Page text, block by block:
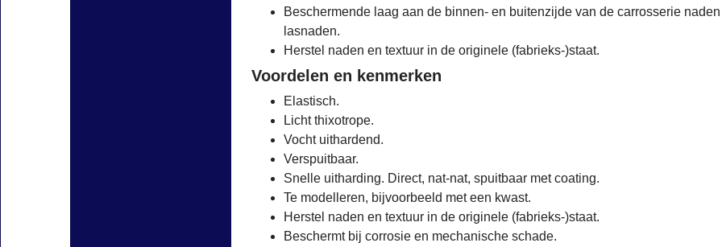
Beschermende laag aan de binnen- en buitenzijde van de carrosserie
lasnaden.
Herstel naden en textuur in de originele (fabrieks-)staat.
Voordelen en kenmerken
Elastisch.
Licht thixotrope.
Vocht uithardend.
Verspuitbaar.
Snelle uitharding. Direct, nat-nat, spuitbaar met coating.
Te modelleren, bijvoorbeeld met een kwast.
Herstel naden en textuur in de originele (fabrieks-)staat.
Beschermt bij corrosie en mechanische schade.